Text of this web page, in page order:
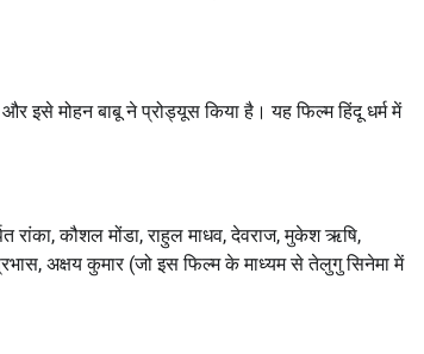
इसे मोहन बाबू ने प्रोड्यूस किया है। यह फिल्म हिंदू धर्म में
रांका, कौशल मोंडा, राहुल माधव, देवराज, मुकेश ऋषि,
अक्षय कुमार (जो इस फिल्म के माध्यम से तेलुगु सिनेमा में